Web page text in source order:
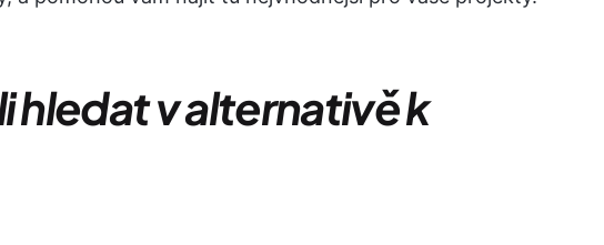
hledat v alternativě k